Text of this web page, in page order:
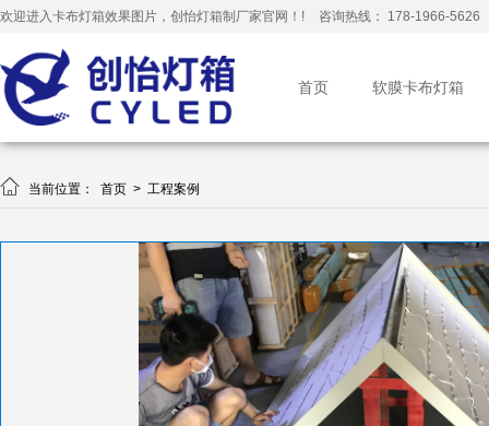
欢迎进入卡布灯箱效果图片，创怡灯箱制厂家官网！! 咨询热线： 178-1966-5626
首页 软膜卡布灯箱
 当前位置： 首页 > 工程案例